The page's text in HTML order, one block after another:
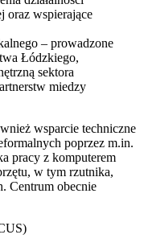
oraz wspierające
– prowadzone
Łódzkiego,
sektora
miedzy
wsparcie techniczne
poprzez m.in.
pracy z komputerem
w tym rzutnika,
Centrum obecnie